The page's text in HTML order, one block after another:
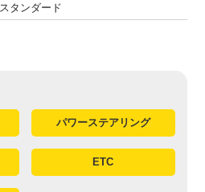
スタンダード
パワーステアリング
ETC